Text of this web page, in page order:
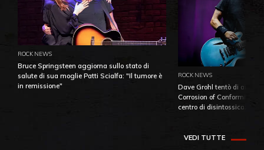
ROCK NEWS
Bruce Springsteen aggiorna sullo stato di
salute di sua moglie Patti Scialfa: "Il tumore è
in remissione"
ROCK NEWS
Dave Grohl tentò di
Corrosion of Conformity
centro di
VEDI TUTTE